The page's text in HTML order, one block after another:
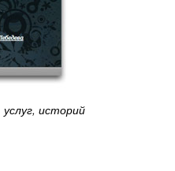
историй